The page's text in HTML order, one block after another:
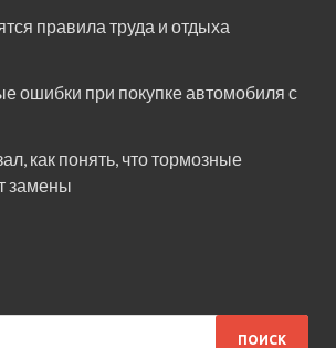
правила труда и отдыха
ошибки при покупке автомобиля с
как понять, что тормозные
замены